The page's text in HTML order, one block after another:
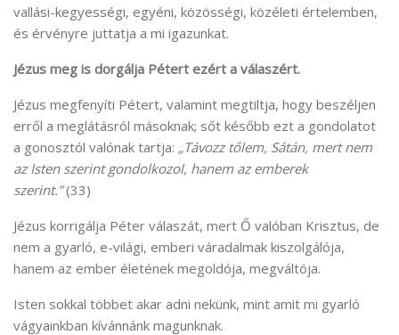
vallási-kegyességi, egyéni, közösségi, közéleti értelemben,
és érvényre juttatja a mi igazunkat.
Jézus meg is dorgálja Pétert ezért a válaszért.
Jézus megfenyíti Pétert, valamint megtiltja, hogy beszéljen
erről a meglátásról másoknak; sőt később ezt a gondolatot
a gonosztól valónak tartja: „Távozz tőlem, Sátán, mert nem
az Isten szerint gondolkozol, hanem az emberek
szerint.”(33)
Jézus korrigálja Péter válaszát, mert Ő valóban Krisztus, de
nem a gyarló, e-világi, emberi váradalmak kiszolgálója,
hanem az ember életének megoldója, megváltója.
Isten sokkal többet akar adni nekünk, mint amit mi gyarló
vágyainkban kívánnánk magunknak.